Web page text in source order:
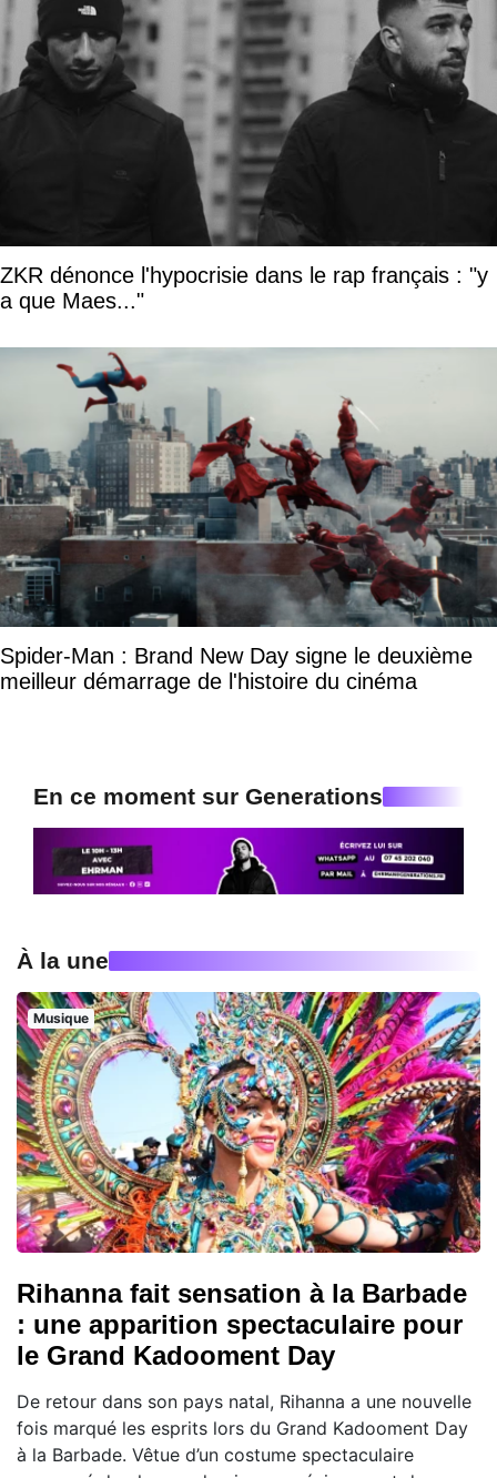
ZKR dénonce l'hypocrisie dans le rap français : "y
a que Maes..."
Spider-Man : Brand New Day signe le deuxième
meilleur démarrage de l'histoire du cinéma
En ce moment sur Generations
À la une
Musique
Rihanna fait sensation à la Barbade
: une apparition spectaculaire pour
le Grand Kadooment Day
De retour dans son pays natal, Rihanna a une nouvelle
fois marqué les esprits lors du Grand Kadooment Day
à la Barbade. Vêtue d’un costume spectaculaire